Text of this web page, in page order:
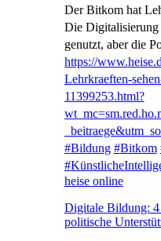
Der Bitkom hat
Die
genutzt, aber die
https://www.
Lehrkraeften-
11399253.html?
#Bildung #Bitkom
#
heise online
Digitale Bildung: 4
politische